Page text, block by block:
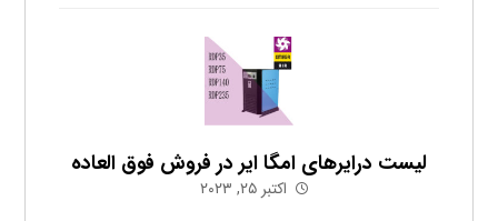
لیست درایرهای امگا ایر در فروش فوق العاده
اکتبر ۲۵, ۲۰۲۳